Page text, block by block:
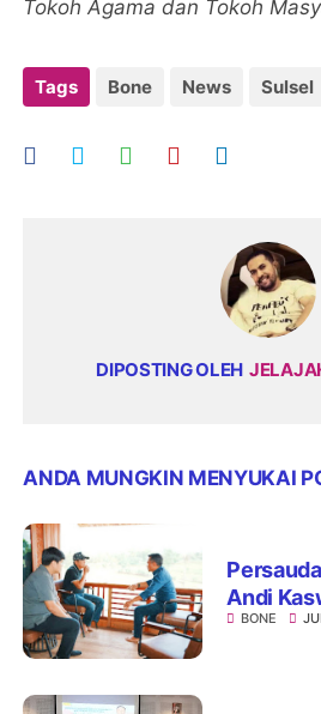
Tokoh Agama dan Tokoh
Tags Bone News Sulsel
DIPOSTING OLEH
ANDA MUNGKIN MENYUKAI
Andi
Ucapan
BONE